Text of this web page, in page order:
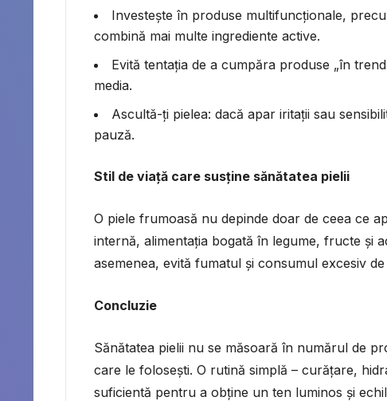
Investește în produse multifuncționale,
combină mai multe ingrediente active.
Evită tentația de a cumpăra produse „în
media.
Ascultă-ți pielea: dacă apar iritații sau
pauză.
Stil de viață care susține sănătatea pielii
O piele frumoasă nu depinde doar de ceea ce
internă, alimentația bogată în legume, fructe și
asemenea, evită fumatul și consumul excesiv
Concluzie
Sănătatea pielii nu se măsoară în numărul de
care le folosești. O rutină simplă – curățare,
suficientă pentru a obține un ten luminos și